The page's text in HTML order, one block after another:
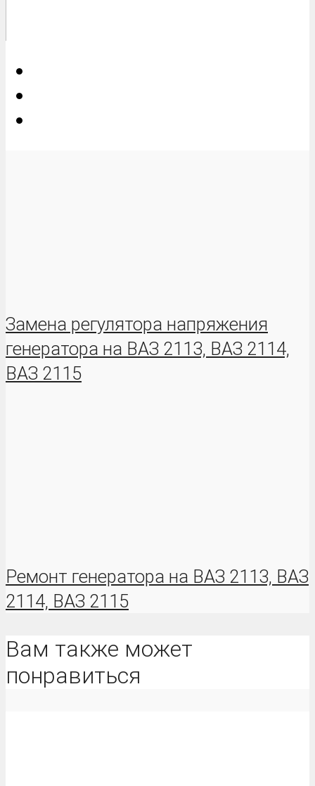
Замена регулятора напряжения
генератора на ВАЗ 2113, ВАЗ 2114,
ВАЗ 2115
Ремонт генератора на ВАЗ 2113, ВАЗ
2114, ВАЗ 2115
Вам также может
понравиться